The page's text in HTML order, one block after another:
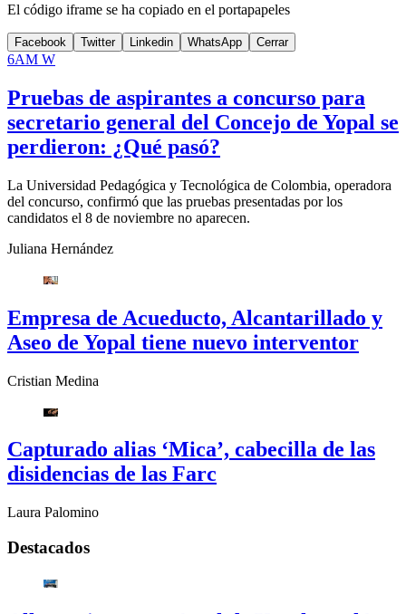
El código iframe se ha copiado en el portapapeles
Facebook Twitter Linkedin WhatsApp Cerrar
6AM W
Pruebas de aspirantes a concurso para
secretario general del Concejo de Yopal se
perdieron: ¿Qué pasó?
La Universidad Pedagógica y Tecnológica de Colombia, operadora
del concurso, confirmó que las pruebas presentadas por los
candidatos el 8 de noviembre no aparecen.
Juliana Hernández
Empresa de Acueducto, Alcantarillado y
Aseo de Yopal tiene nuevo interventor
Cristian Medina
Capturado alias ‘Mica’, cabecilla de las
disidencias de las Farc
Laura Palomino
Destacados